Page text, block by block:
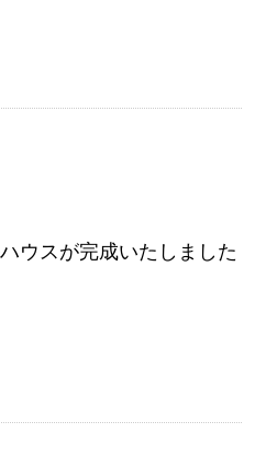
ウスが完成いたしました